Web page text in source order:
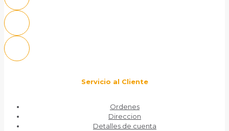
Servicio al Cliente
Ordenes
Direccion
Detalles de cuenta